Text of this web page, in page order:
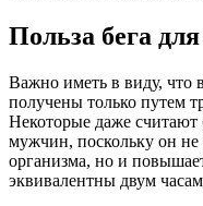
Польза бега
Важно иметь в виду, что
получены только путем
Некоторые даже
мужчин, поскольку он
организма, но и
эквивалентны двум